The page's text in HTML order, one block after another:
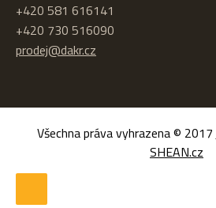
+420 581 616141
+420 730 516090
prodej@dakr.cz
Všechna práva vyhrazena © 2017
SHEAN.cz